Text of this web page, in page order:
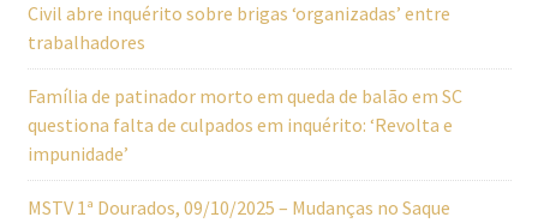
Civil abre inquérito sobre brigas ‘organizadas’ entre
trabalhadores
Família de patinador morto em queda de balão em SC
questiona falta de culpados em inquérito: ‘Revolta e
impunidade’
MSTV 1ª Dourados, 09/10/2025 – Mudanças no Saque